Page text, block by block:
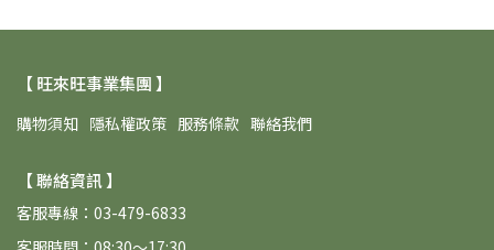
【 旺來旺事業集團 】
購物須知 隱私權政策 服務條款 聯絡我們
【 聯絡資訊 】
客服專線：03-479-6833